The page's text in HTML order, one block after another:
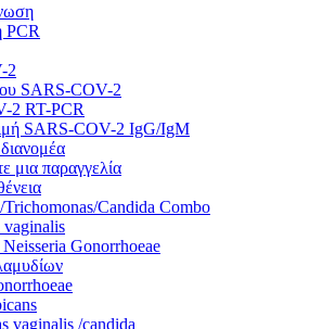
PCR
2
SARS-COV-2
2 RT-PCR
SARS-COV-2 IgG/IgM
μια παραγγελία
Trichomonas/Candida Combo
vaginalis
Gonorrhoeae
vaginalis /candida